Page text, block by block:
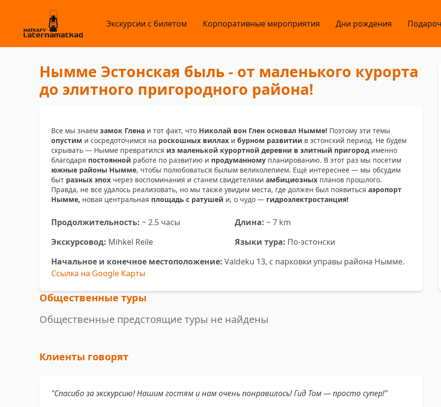
Экскурсии с билетом Корпоративные мероприятия Дни рождения
Нымме Эстонская быль - от маленького курорта
до элитного пригородного района!
Все мы знаем замок Глена и тот факт, что Николай вон Глен основал Нымме! Поэтому эти темы
опустим и сосредоточимся на роскошных виллах и бурном развитии в эстонский период. Не будем
скрывать — Нымме превратился из маленькой курортной деревни в элитный пригород именно
благодаря постоянной работе по развитию и продуманному планированию. В этот раз мы посетим
южные районы Нымме, чтобы полюбоваться былым великолепием. Ещё интереснее — мы обсудим
быт разных эпох через воспоминания и станем свидетелями амбициозных планов прошлого.
Правда, не все удалось реализовать, но мы также увидим места, где должен был появиться аэропорт
Нымме, новая центральная площадь с ратушей и, о чудо — гидроэлектростанция!
Продолжительность: ~ 2.5 часы Длина: ~ 7 km
Экскурсовод: Mihkel Reile Языки тура: По-эстонски
Начальное и конечное местоположение: Valdeku 13, с парковки управы района Нымме.
Ссылка на Google Карты
Общественные туры
Общественные предстоящие туры не найдены
Клиенты говорят
"Спасибо за экскурсию! Нашим гостям и нам очень понравилось! Гид Том — просто супер!"